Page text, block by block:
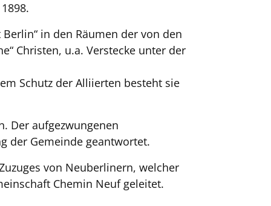
in den Räumen der von den
Christen, u.a. Verstecke unter der
Schutz der Alliierten besteht sie
Der aufgezwungenen
der Gemeinde geantwortet.
von Neuberlinern, welcher
Chemin Neuf geleitet.